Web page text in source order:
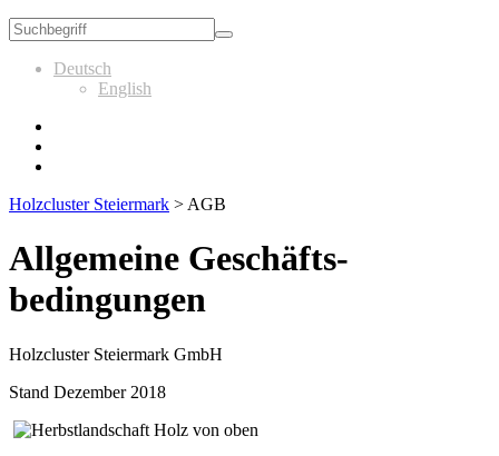
Deutsch
English
Holzcluster Steiermark > AGB
Allgemeine Geschäfts-
bedingungen
Holzcluster Steiermark GmbH
Stand Dezember 2018